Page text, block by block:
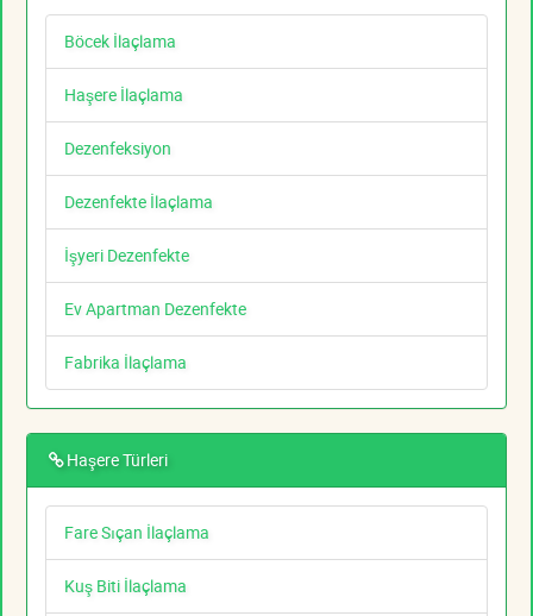
Böcek İlaçlama
Haşere İlaçlama
Dezenfeksiyon
Dezenfekte İlaçlama
İşyeri Dezenfekte
Ev Apartman Dezenfekte
Fabrika İlaçlama
Haşere Türleri
Fare Sıçan İlaçlama
Kuş Biti İlaçlama